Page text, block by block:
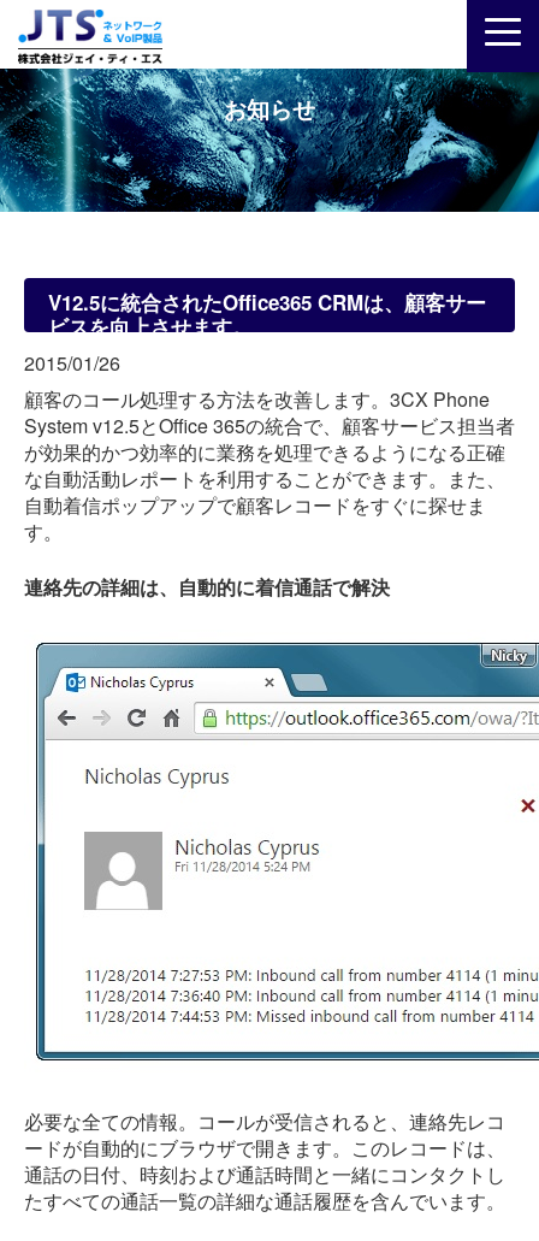
お知らせ
V12.5に統合されたOffice365 CRMは、顧客サー
ビスを向上させます。
2015/01/26
顧客のコール処理する方法を改善します。3CX Phone
System v12.5とOffice 365の統合で、顧客サービス担当者
が効果的かつ効率的に業務を処理できるようになる正確
な自動活動レポートを利用することができます。また、
自動着信ポップアップで顧客レコードをすぐに探せま
す。
連絡先の詳細は、自動的に着信通話で解決
必要な全ての情報。コールが受信されると、連絡先レコ
ードが自動的にブラウザで開きます。このレコードは、
通話の日付、時刻および通話時間と一緒にコンタクトし
たすべての通話一覧の詳細な通話履歴を含んでいます。